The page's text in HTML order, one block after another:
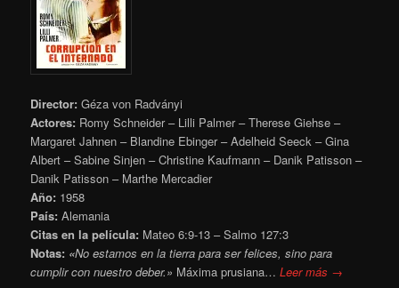
Director: Géza von Radványi
Actores: Romy Schneider – Lilli Palmer – Therese Giehse –
Margaret Jahnen – Blandine Ebinger – Adelheid Seeck – Gina
Albert – Sabine Sinjen – Christine Kaufmann – Danik Patisson –
Danik Patisson – Marthe Mercadier
Año: 1958
País: Alemania
Citas en la película: Mateo 6:9-13 – Salmo 127:3
Notas: «No estamos en la tierra para ser felices, sino para
cumplir con nuestro deber.» Máxima prusiana… Leer más →